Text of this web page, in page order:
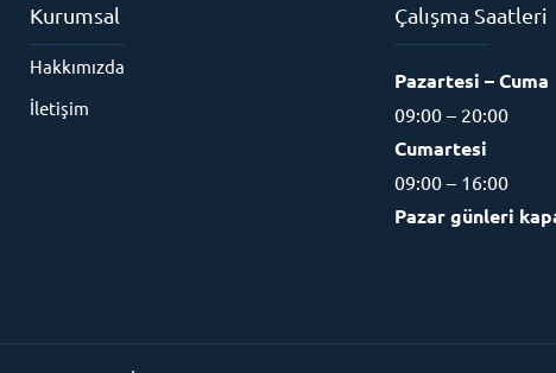
Kurumsal
Hakkımızda
İletişim
Çalışma Saatleri
Pazartesi – Cuma
09:00 – 20:00
Cumartesi
09:00 – 16:00
Pazar günleri